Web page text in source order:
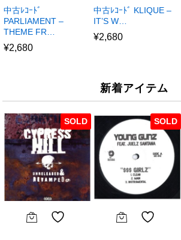
中古ﾚｺｰﾄﾞ
PARLIAMENT –
THEME FR…
¥2,680
中古ﾚｺｰﾄﾞ KLIQUE –
IT’S W…
¥2,680
新着アイテム
SOLD SOLD